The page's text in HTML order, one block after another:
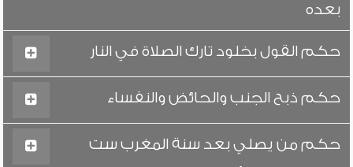
بعده
حكم القول بخلود تارك الصلاة في النار
حكم ذبح الجنب والحائض والنفساء
حكم من يصلي بعد سنة المغرب ست